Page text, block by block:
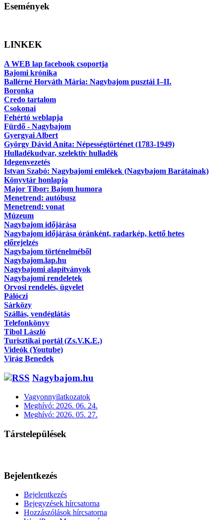
Események
LINKEK
A WEB lap facebook csoportja
Bajomi krónika
Ballérné Horváth Mária: Nagybajom pusztái I–II.
Boronka
Credo tartalom
Csokonai
Fehértó weblapja
Fürdő - Nagybajom
Gyergyai Albert
György Dávid Anita: Népességtörténet (1783-1949)
Hulladékudvar, szelektív hulladék
Idegenvezetés
Istvan Szabó: Nagybajomi emlékek (Nagybajom Barátainak)
Könyvtár honlapja
Major Tibor: Bajom humora
Menetrend: autóbusz
Menetrend: vonat
Múzeum
Nagybajom időjárása
Nagybajom időjárása óránként, radarkép, kettő hetes
előrejelzés
Nagybajom történelméből
Nagybajom.lap.hu
Nagybajomi alapítványok
Nagybajomi rendeletek
Orvosi rendelés, ügyelet
Pálóczi
Sárközy
Szállás, vendéglátás
Telefonkönyv
Tibol László
Turisztikai portál (Zs.V.K.E.)
Videók (Youtube)
Virág Benedek
Nagybajom.hu
Vagyonnyilatkozatok
Meghívó: 2026. 06. 24.
Meghívó: 2026. 05. 27.
Társtelepülések
Bejelentkezés
Bejelentkezés
Bejegyzések hírcsatorna
Hozzászólások hírcsatorna